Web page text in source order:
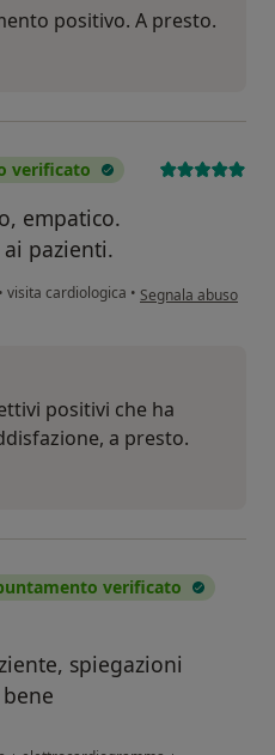
positivo. A presto.
verificato
empatico.
pazienti.
• visita cardiologica • secondo l'opinione
Segnala abuso
positivi che ha
a presto.
verificato
spiegazioni